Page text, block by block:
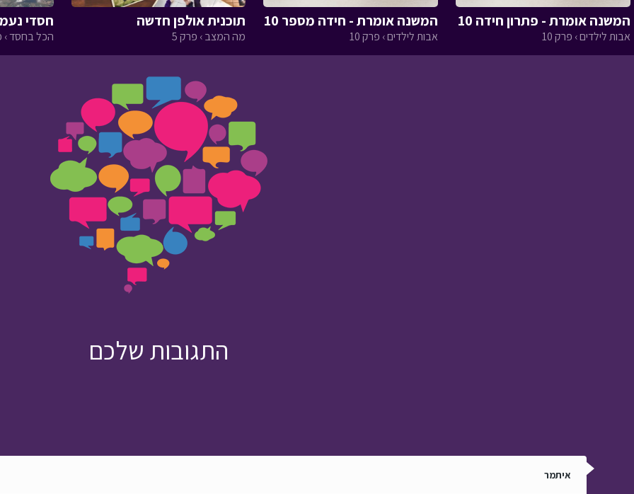
צעד אחד קטן ב'
המשנה אומרת - פתרון חידה 10
אבות לילדים › פרק 10
המשנה אומרת - חידה מספר 10
אבות לילדים › פרק 10
תוכנית אולפן חדשה
מה המצב › פרק 5
חסדי
הכל בחסד ›
התגובות שלכם
איתמר